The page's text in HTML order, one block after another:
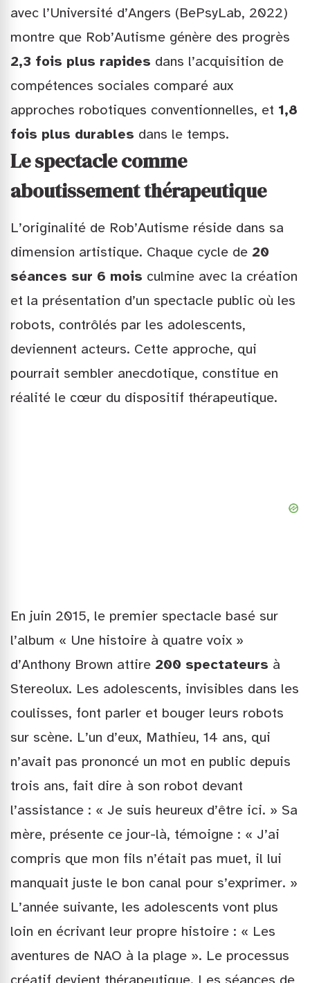
avec l’Université d’Angers (BePsyLab, 2022)
montre que Rob’Autisme génère des progrès
2,3 fois plus rapides dans l’acquisition de
compétences sociales comparé aux
approches robotiques conventionnelles, et 1,8
fois plus durables dans le temps.
Le spectacle comme
aboutissement thérapeutique
L’originalité de Rob’Autisme réside dans sa
dimension artistique. Chaque cycle de 20
séances sur 6 mois culmine avec la création
et la présentation d’un spectacle public où les
robots, contrôlés par les adolescents,
deviennent acteurs. Cette approche, qui
pourrait sembler anecdotique, constitue en
réalité le cœur du dispositif thérapeutique.
En juin 2015, le premier spectacle basé sur
l’album « Une histoire à quatre voix »
d’Anthony Brown attire 200 spectateurs à
Stereolux. Les adolescents, invisibles dans les
coulisses, font parler et bouger leurs robots
sur scène. L’un d’eux, Mathieu, 14 ans, qui
n’avait pas prononcé un mot en public depuis
trois ans, fait dire à son robot devant
l’assistance : « Je suis heureux d’être ici. » Sa
mère, présente ce jour-là, témoigne : « J’ai
compris que mon fils n’était pas muet, il lui
manquait juste le bon canal pour s’exprimer. »
L’année suivante, les adolescents vont plus
loin en écrivant leur propre histoire : « Les
aventures de NAO à la plage ». Le processus